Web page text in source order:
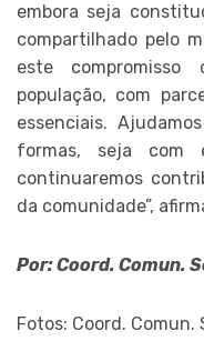
embora seja
compartilhado pelo
este
população, com
essenciais.
formas, seja com
continuaremos
da comunidade”,
Por: Coord. Comun.
Fotos: Coord. Comun.